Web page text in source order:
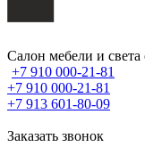
Салон мебели и
+7 910 000-21-81
+7 910 000-21-81
+7 913 601-80-09
Заказать звонок